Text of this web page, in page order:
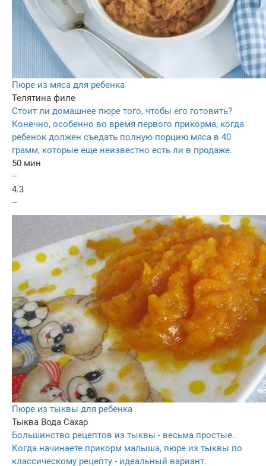
Пюре из мяса для ребенка
Телятина филе
Стоит ли домашнее пюре того, чтобы его готовить?
Конечно, особенно во время первого прикорма, когда
ребенок должен съедать полную порцию мяса в 40
грамм, которые еще неизвестно есть ли в продаже.
50 мин
–
4.3
–
Пюре из тыквы для ребенка
Тыква Вода Сахар
Большинство рецептов из тыквы - весьма простые.
Когда начинаете прикорм малыша, пюре из тыквы по
классическому рецепту - идеальный вариант.